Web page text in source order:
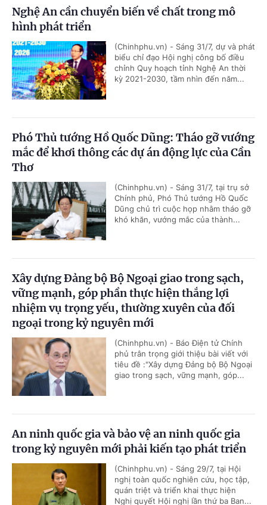
Nghệ An cần chuyển biến về chất trong mô
hình phát triển
(Chinhphu.vn) - Sáng 31/7, dự và phát
biểu chỉ đạo Hội nghị công bố điều
chỉnh Quy hoạch tỉnh Nghệ An thời
kỳ 2021-2030, tầm nhìn đến năm...
Phó Thủ tướng Hồ Quốc Dũng: Tháo gỡ vướng
mắc để khơi thông các dự án động lực của Cần
Thơ
(Chinhphu.vn) - Sáng 31/7, tại trụ sở
Chính phủ, Phó Thủ tướng Hồ Quốc
Dũng chủ trì cuộc họp nhằm tháo gỡ
khó khăn, vướng mắc của thành...
Xây dựng Đảng bộ Bộ Ngoại giao trong sạch,
vững mạnh, góp phần thực hiện thắng lợi
nhiệm vụ trọng yếu, thường xuyên của đối
ngoại trong kỷ nguyên mới
(Chinhphu.vn) - Báo Điện tử Chính
phủ trân trọng giới thiệu bài viết với
tiêu đề :"Xây dựng Đảng bộ Bộ Ngoại
giao trong sạch, vững mạnh, góp...
An ninh quốc gia và bảo vệ an ninh quốc gia
trong kỷ nguyên mới phải kiến tạo phát triển
(Chinhphu.vn) - Sáng 29/7, tại Hội
nghị toàn quốc nghiên cứu, học tập,
quán triệt và triển khai thực hiện
Nghị quyết Hội nghị lần thứ ba Ban...